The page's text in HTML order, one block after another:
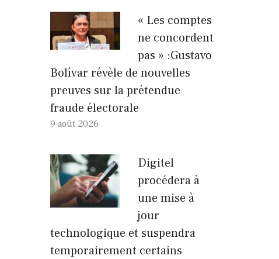
« Les comptes
ne concordent
pas » :Gustavo
Bolívar révèle de nouvelles
preuves sur la prétendue
fraude électorale
9 août 2026
Digitel
procédera à
une mise à
jour
technologique et suspendra
temporairement certains